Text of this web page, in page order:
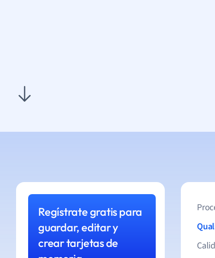
Regístrate gratis para
guardar, editar y
crear tarjetas de